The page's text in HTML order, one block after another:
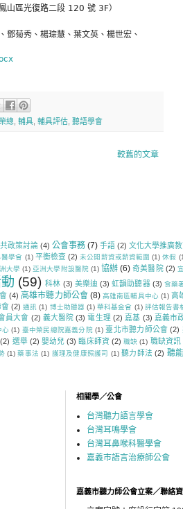
山區光復路二段 120 號 3F）
鄧菊秀、楊琮慧、葉文英、楊世宏、
總 輔具 輔具評估 聽語學會
較舊的文章
政策討論 (4) 公會事務 (7) 手語 (2) 文化大學推廣
學會 (1) 平衡檢查 (2) 未公開薪資或薪資範圍 (1) 休假
大學 (1) 亞洲大學附設醫院 (1) 協辦 (6) 奇美醫院 (2)
(59) 科林 (3) 美樂迪 (3) 虹韻助聽器 (3) 食藥
(4) 高雄市聽力師公會 (8) 高雄南區輔具中心 (1) 高
會 (2) 通訊 (1) 博士助聽器 (1) 華科基金會 (1) 評估報告書
員大會 (2) 義大醫院 (3) 電生理 (2) 嘉基 (3) 嘉義市
心 (1) 臺中榮民總院嘉義分院 (1) 臺北市聽力師公會 (2)
(2) 選舉 (2) 嬰幼兒 (3) 臨床師資 (2) 職缺 (1) 職缺資訊
(1) 藥事法 (1) 護理及健康照護司 (1) 聽力師法 (2) 聽
相關學／公會
台灣聽力語言學會
台灣耳鳴學會
台灣耳鼻喉科醫學會
嘉義市語言治療師公會
嘉義市聽力師公會立案／聯絡